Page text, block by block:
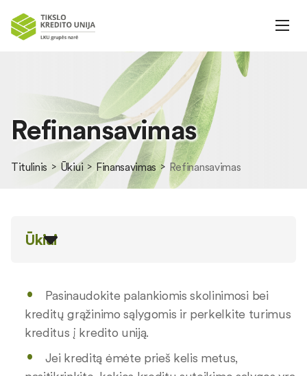
Refinansavimas
Titulinis Ūkiui Finansavimas Refinansavimas
Ūkiui
Pasinaudokite palankiomis skolinimosi bei
kreditų grąžinimo sąlygomis ir perkelkite turimus
kreditus į kredito uniją.
Jei kreditą ėmėte prieš kelis metus,